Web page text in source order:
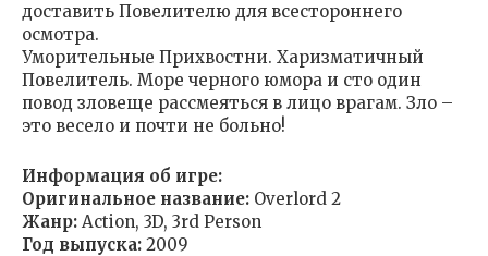
доставить Повелителю для всестороннего
осмотра.
Уморительные Прихвостни. Харизматичный
Повелитель. Море черного юмора и сто один
повод зловеще рассмеяться в лицо врагам. Зло –
это весело и почти не больно!
Информация об игре:
Оригинальное название: Overlord 2
Жанр: Action, 3D, 3rd Person
Год выпуска: 2009